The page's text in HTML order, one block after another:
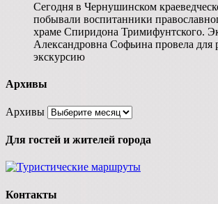
Сегодня в Чернушинском
побывали воспитанники
храме Спиридона Тримифунтского.
Александровна Софьина провела для
экскурсию
Архивы
Архивы
Для гостей и жителей города
Контакты